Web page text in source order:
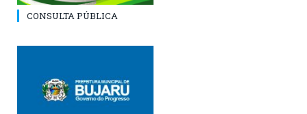
CONSULTA PÚBLICA